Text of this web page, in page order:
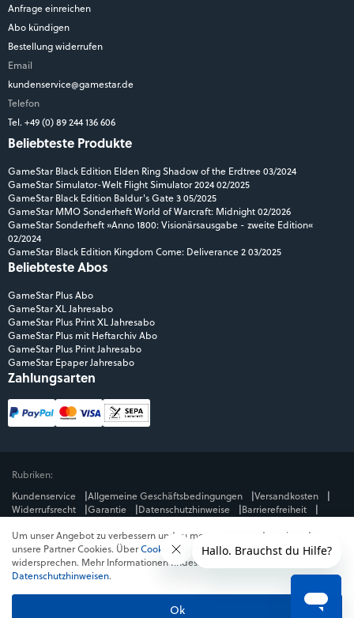
Anfrage einreichen
Abo kündigen
Bestellung widerrufen
Email
kundenservice@gamestar.de
Telefon
Tel. +49 (0) 89 244 136 606
Beliebteste Produkte
GameStar Black Edition Elden Ring Shadow of the Erdtree 03/2024
GameStar Simulator-Welt Flight Simulator 2024 02/2025
GameStar Black Edition Baldur's Gate 3 05/2025
GameStar MMO Sonderheft World of Warcraft: Midnight 02/2026
GameStar Sonderheft »Anno 1800: Visionärsausgabe - zweite Edition«
02/2024
GameStar Black Edition Kingdom Come: Deliverance 2 03/2025
Beliebteste Abos
GameStar Plus Abo
GameStar XL Jahresabo
GameStar Plus Print XL Jahresabo
GameStar Plus mit Heftarchiv Abo
GameStar Plus Print Jahresabo
GameStar Epaper Jahresabo
Zahlungsarten
Rubriken:
Kundenservice
Allgemeine Geschäftsbedingungen
Versandkosten
Widerrufsrecht
Garantie Datenschutzhinweise
Barrierefreiheit
Mediengruppe:
GameStar
GamePro MeinMMO Get Hero
Jeuxvideo.com
© Webedia - alle Rechte vorbehalten
* Alle Preise enthalten die jeweilige Mehrwertsteuer. Gegebenenfalls fallen
an. Preise in Österreich und der Schweiz können abweichen.
Um unser Angebot zu verbessern und zu messen, verwenden wir und
unsere Partner Cookies. ÜberCookies ablehnenkannst du dem
widersprechen. Mehr Informationen findest du in unseren
Datenschutzhinweisen.
Ok